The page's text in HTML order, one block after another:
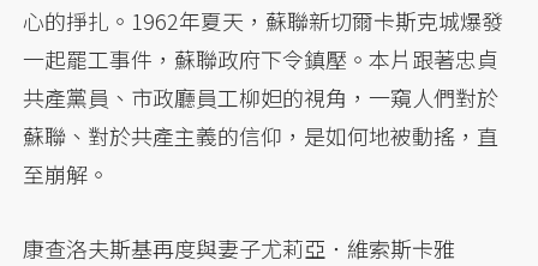
心的掙扎。1962年夏天，蘇聯新切爾卡斯克城爆發
一起罷工事件，蘇聯政府下令鎮壓。本片跟著忠貞
共產黨員、市政廳員工柳妲的視角，一窺人們對於
蘇聯、對於共產主義的信仰，是如何地被動搖，直
至崩解。
康查洛夫斯基再度與妻子尤莉亞．維索斯卡雅